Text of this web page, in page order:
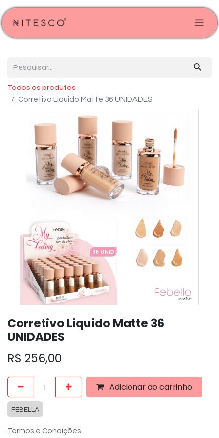
Todos os produtos
Corretivo Liquido Matte 36 UNIDADES
Corretivo Liquido Matte 36
UNIDADES
R$ 256,00
Adicionar ao carrinho
FEBELLA
Termos e Condições